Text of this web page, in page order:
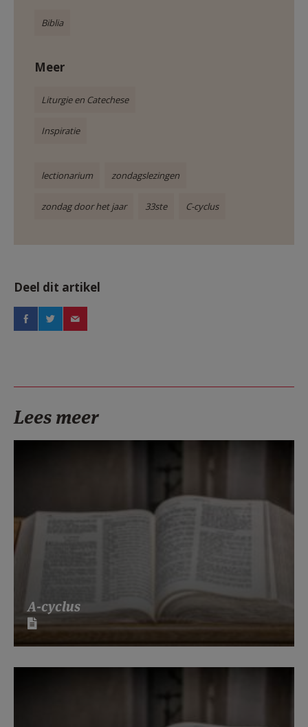
Biblia
Meer
Liturgie en Catechese
Inspiratie
lectionarium zondagslezingen
zondag door het jaar 33ste C-cyclus
Deel dit artikel
Lees meer
A-cyclus